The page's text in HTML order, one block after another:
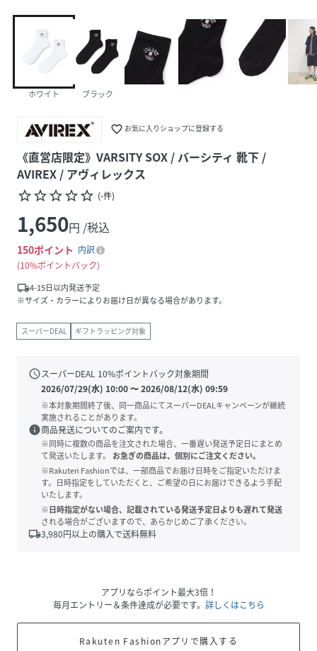
ホワイト ブラック
favorite_border お気に入りショップに登録する
《直営店限定》VARSITY SOX / バーシティ 靴下 /
AVIREX / アヴィレックス
star_borderstar_borderstar_borderstar_borderstar_border (-件)
1,650円 /税込
150ポイント 内訳
10%ポイントバック
local_shipping4-15日以内発送予定
※サイズ・カラーによりお届け日が異なる場合があります。
スーパーDEAL ギフトラッピング対象
scheduleスーパーDEAL 10%ポイントバック対象期間
2026/07/29(水) 10:00〜2026/08/12(水) 09:59
※本対象期間終了後、同一商品にてスーパーDEALキャンペーンが継続
実施されることがあります。
info商品発送についてのご案内です。
※同時に複数の商品を注文された場合、一番遅い発送予定日にまとめ
て発送いたします。
お急ぎの商品は、個別にご注文ください。
※Rakuten Fashionでは、一部商品でお届け日時をご指定いただけま
す。日時指定をしていただくと、ご希望の日にお届けできるよう手配
いたします。
※日時指定がない場合、記載されている発送予定日よりも遅れて発送
される場合がございますので、あらかじめご了承ください。
local_shipping3,980円以上の購入で送料無料
アプリならポイント最大3倍！
毎月エントリー＆条件達成が必要です。 詳しくはこちら
Rakuten Fashionアプリで購入する